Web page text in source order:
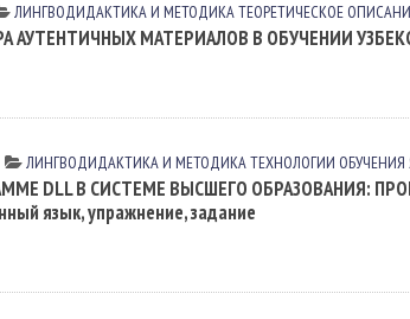
ЛИНГВОДИДАКТИКА И МЕТОДИКАТЕОРЕТИЧЕСКОЕ
АУТЕНТИЧНЫХ МАТЕРИАЛОВ В ОБУЧЕНИИ
ЛИНГВОДИДАКТИКА И МЕТОДИКАТЕХНОЛОГИИ
DLL В СИСТЕМЕ ВЫСШЕГО ОБРАЗОВАНИЯ:
язык, упражнение, задание